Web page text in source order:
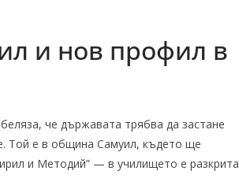
и нов профил в
че държавата трябва да застане
Той е в община Самуил, където ще
и Методий” — в училището е разкрита